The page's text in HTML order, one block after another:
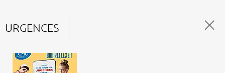
URGENCES